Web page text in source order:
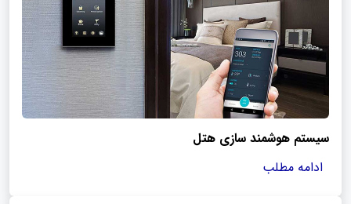
سیستم هوشمند سازی هتل
ادامه مطلب